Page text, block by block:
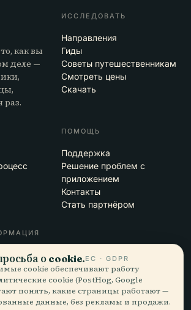
как вы
деле —
раз.
ИССЛЕДОВАТЬ
Направления
Гиды
Советы путешественникам
Смотреть цены
Скачать
ПОМОЩЬ
Поддержка
Решение проблем с
приложением
Контакты
Стать партнёром
о cookie.ЕС · GDPR
cookie обеспечивают работу
cookie (PostHog, Google
понять, какие страницы работают —
данные, без рекламы и продажи.